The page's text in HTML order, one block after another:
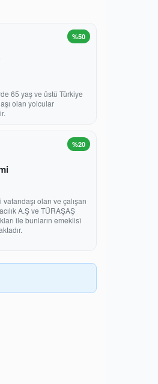
%50
65 yaş ve üstü Türkiye
olan yolcular
%20
olan ve çalışan
A.Ş ve TÜRAŞAŞ
ile bunların emeklisî